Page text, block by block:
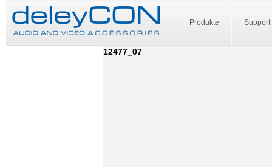
Produkte Support
12477_07